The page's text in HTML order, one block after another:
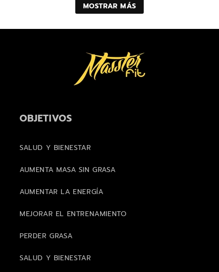
MOSTRAR MÁS
OBJETIVOS
SALUD Y BIENESTAR
AUMENTA MASA SIN GRASA
AUMENTAR LA ENERGÍA
MEJORAR EL ENTRENAMIENTO
PERDER GRASA
SALUD Y BIENESTAR